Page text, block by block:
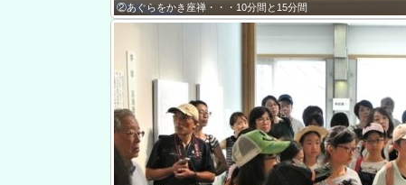
②あぐらをかき座禅・・・10分間と15分間